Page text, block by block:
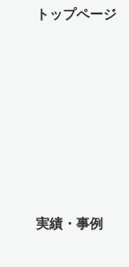
トップページ
実績・事例